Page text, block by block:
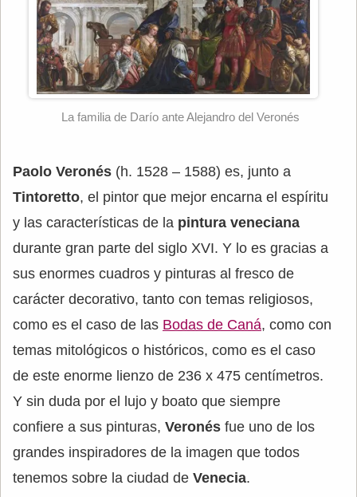
La familia de Darío ante Alejandro del Veronés
Paolo Veronés (h. 1528 – 1588) es, junto a
Tintoretto, el pintor que mejor encarna el espíritu
y las características de la pintura veneciana
durante gran parte del siglo XVI. Y lo es gracias a
sus enormes cuadros y pinturas al fresco de
carácter decorativo, tanto con temas religiosos,
como es el caso de las Bodas de Caná, como con
temas mitológicos o históricos, como es el caso
de este enorme lienzo de 236 x 475 centímetros.
Y sin duda por el lujo y boato que siempre
confiere a sus pinturas, Veronés fue uno de los
grandes inspiradores de la imagen que todos
tenemos sobre la ciudad de Venecia.